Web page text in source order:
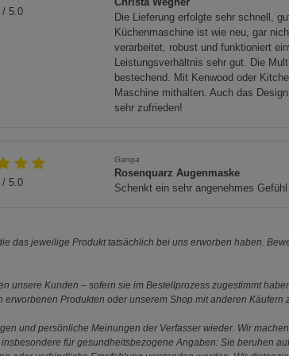
Vorschriften entsorgen.
5.0
Die Lieferung erfolgte sehr schnell,
Küchenmaschine ist wie neu, gar
verarbeitet, robust und funktioniert
Leistungsverhältnis sehr gut. Die
bestechend. Mit Kenwood oder
Maschine mithalten. Auch das
sehr zufrieden!
5.0
Ganga
Rosenquarz Augenmaske
Schenkt ein sehr angenehmes Gefühl
das jeweilige Produkt tatsächlich bei uns erworben haben.
unsere Kunden – sofern sie im Bestellprozess zugestimmt
Produkten oder unserem Shop mit anderen Käufern
und persönliche Meinungen der Verfasser wieder. Wir
für gesundheitsbezogene Angaben: Sie beruhen